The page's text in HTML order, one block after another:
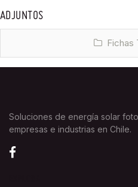
ADJUNTOS
Fichas
Soluciones de energía solar
empresas e industrias en Chile.